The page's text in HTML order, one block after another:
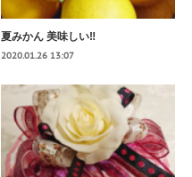
夏みかん 美味しい‼️
2020.01.26 13:07